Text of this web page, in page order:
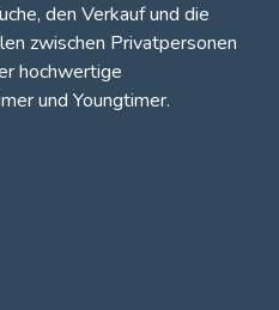
den Verkauf und die
zwischen Privatpersonen
hochwertige
und Youngtimer.